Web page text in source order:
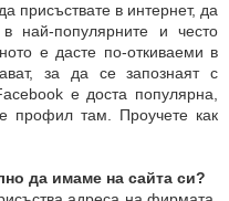
присъствате в интернет, да
най-популярните и често
е дасте по-откиваеми в
за да се запознаят с
е доста популярна,
профил там. Проучете как
да имаме на сайта си?